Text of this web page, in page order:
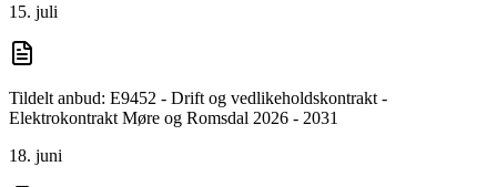
15. juli
Tildelt anbud: E9452 - Drift og vedlikeholdskontrakt -
Elektrokontrakt Møre og Romsdal 2026 - 2031
18. juni